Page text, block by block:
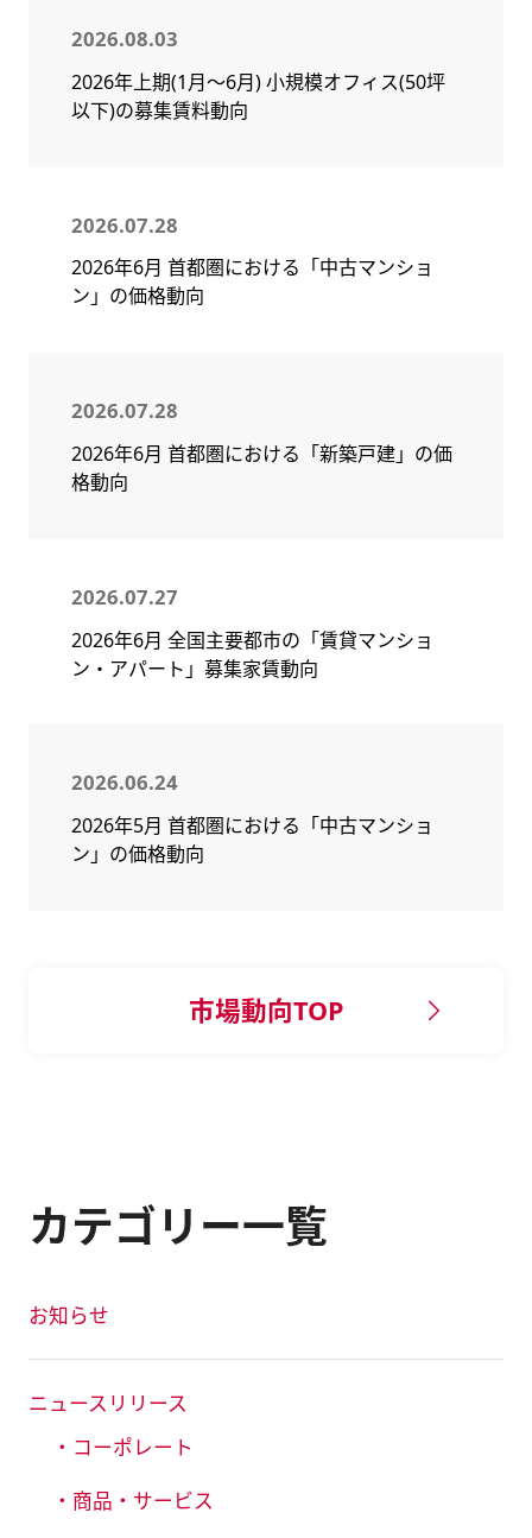
2026.08.03
2026年上期(1月～6月) 小規模オフィス(50坪
以下)の募集賃料動向
2026.07.28
2026年6月 首都圏における「中古マンショ
ン」の価格動向
2026.07.28
2026年6月 首都圏における「新築戸建」の価
格動向
2026.07.27
2026年6月 全国主要都市の「賃貸マンショ
ン・アパート」募集家賃動向
2026.06.24
2026年5月 首都圏における「中古マンショ
ン」の価格動向
市場動向TOP
カテゴリー一覧
お知らせ
ニュースリリース
・コーポレート
・商品・サービス